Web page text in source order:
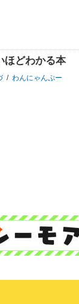
ほどわかる本
/ わんにゃんぷー